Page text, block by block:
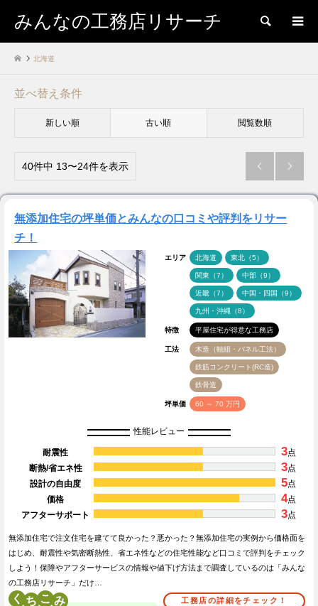
みんなの工務店リサーチ 検索
北海道
並べ替え条件
新しい順 古い順 閲覧数順
40件中 13〜24件を表示  
無添加住宅の坪単価とみんなの口コミや評判をリサー
チ！
エリア 北海道 東北（5）
関東（7） 中部（9）
近畿（7） 中国・四国（9）
九州・沖縄（8）
特徴 平屋住宅が得意な工務店
工法 木造（軸組・パネル工法）
鉄筋コンクリート(RC造)
鉄骨造
坪単価 60 ～ 70 万円
性能レビュー
耐震性 3点
断熱/省エネ性
3点
設計の自由度
5点
価格
4点
アフターサポート
3点
無添加住宅で注文住宅を建てて良かった？悪かった？無添加住宅の実例から価格面を
はじめ、耐震性や気密断熱性、省エネ性などの住宅性能など口コミで評判をチェック
しよう！保障やアフターサービスの情報や値下げ方法まで調査しているのは「みんな
の工務店リサーチ」だけ…
く こ 工務店の詳細をチェック！